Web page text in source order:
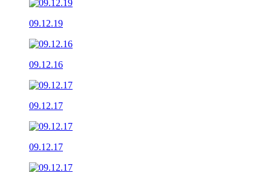
09.12.19
09.12.16
09.12.17
09.12.17